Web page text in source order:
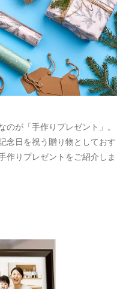
のが「手作りプレゼント」。
念日を祝う贈り物としておす
作りプレゼントをご紹介しま